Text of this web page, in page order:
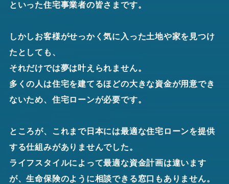
といった住宅事業者の皆さまです。
しかしお客様がせっかく気に入った土地や家を見つけ
たとしても、
それだけでは夢は叶えられません。
多くの人は住宅を建てるほどの大きな資金が用意でき
ないため、住宅ローンが必要です。
ところが、これまで日本には最適な住宅ローンを提供
する仕組みがありませんでした。
ライフスタイルによって最適な資金計画は違います
が、生命保険のように相談できる窓口もありません。